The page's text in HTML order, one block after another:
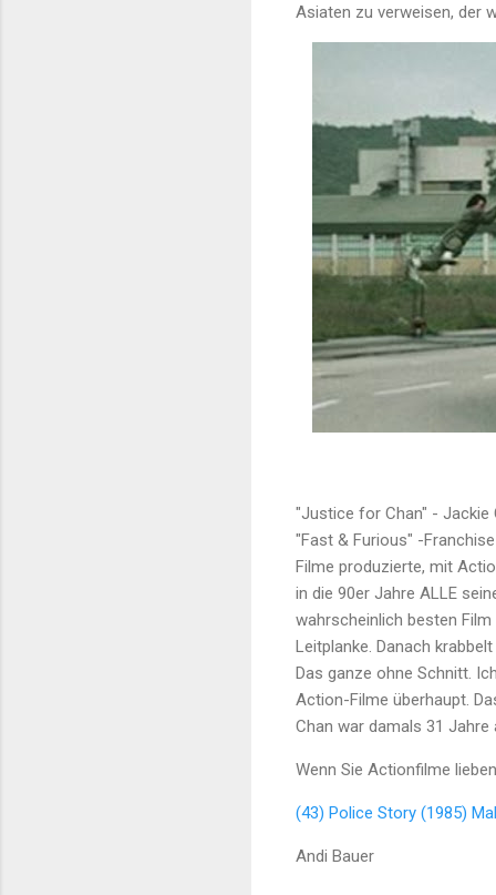
Asiaten zu verweisen, der
"Justice for Chan" - Jackie
"Fast & Furious" -
Filme produzierte, mit
in die 90er Jahre ALLE
wahrscheinlich besten
Leitplanke. Danach
Das ganze ohne Schnitt.
Action-Filme überhaupt.
Chan war damals 31 Jahre
Wenn Sie Actionfilme
(43) Police Story (1985)
Andi Bauer